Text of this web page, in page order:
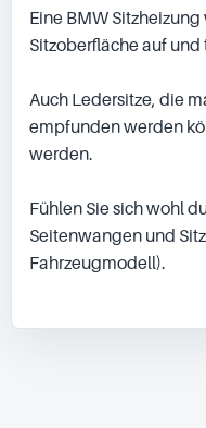
Eine BMW
Sitzoberfläche auf
Auch Ledersitze, die
empfunden werden
werden.
Fühlen Sie sich wohl
Seitenwangen und
Fahrzeugmodell).